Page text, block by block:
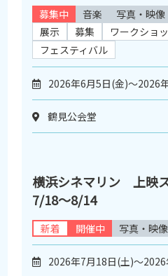
募集中 音楽 写真・映像
展示
募集
ワークショ
フェスティバル
2026年6月5日(金)～2026
鶴見公会堂
横浜シネマリン 上映
7/18～8/14
新着 開催中 写真・映像
2026年7月18日(土)～